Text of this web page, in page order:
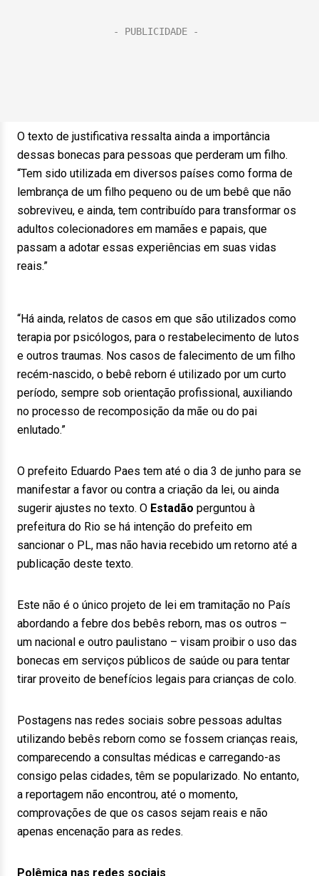
O texto de justificativa ressalta ainda a importância
dessas bonecas para pessoas que perderam um filho.
“Tem sido utilizada em diversos países como forma de
lembrança de um filho pequeno ou de um bebê que não
sobreviveu, e ainda, tem contribuído para transformar os
adultos colecionadores em mamães e papais, que
passam a adotar essas experiências em suas vidas
reais.”
“Há ainda, relatos de casos em que são utilizados como
terapia por psicólogos, para o restabelecimento de lutos
e outros traumas. Nos casos de falecimento de um filho
recém-nascido, o bebê reborn é utilizado por um curto
período, sempre sob orientação profissional, auxiliando
no processo de recomposição da mãe ou do pai
enlutado.”
O prefeito Eduardo Paes tem até o dia 3 de junho para se
manifestar a favor ou contra a criação da lei, ou ainda
sugerir ajustes no texto. O Estadão perguntou à
prefeitura do Rio se há intenção do prefeito em
sancionar o PL, mas não havia recebido um retorno até a
publicação deste texto.
Este não é o único projeto de lei em tramitação no País
abordando a febre dos bebês reborn, mas os outros –
um nacional e outro paulistano – visam proibir o uso das
bonecas em serviços públicos de saúde ou para tentar
tirar proveito de benefícios legais para crianças de colo.
Postagens nas redes sociais sobre pessoas adultas
utilizando bebês reborn como se fossem crianças reais,
comparecendo a consultas médicas e carregando-as
consigo pelas cidades, têm se popularizado. No entanto,
a reportagem não encontrou, até o momento,
comprovações de que os casos sejam reais e não
apenas encenação para as redes.
Polêmica nas redes sociais